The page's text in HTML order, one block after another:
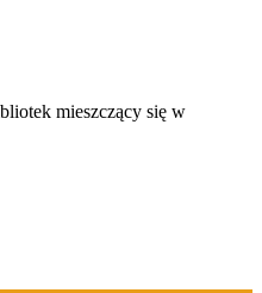
mieszczący się w